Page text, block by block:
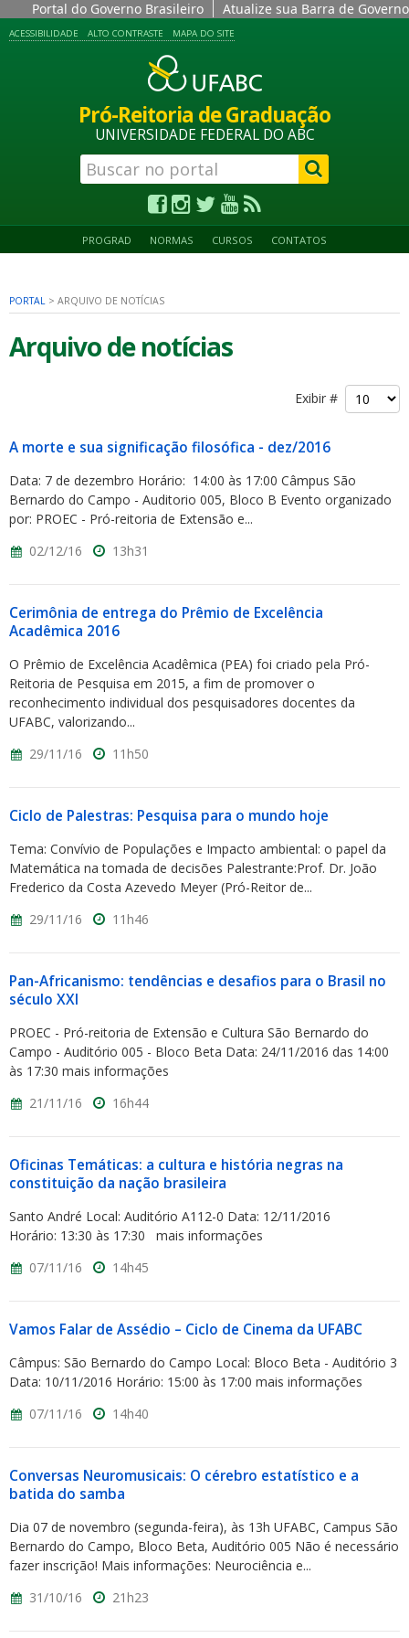
Portal do Governo Brasileiro Atualize sua Barra de Governo
ACESSIBILIDADE ALTO CONTRASTE MAPA DO SITE
Pró-Reitoria de Graduação
UNIVERSIDADE FEDERAL DO ABC
PROGRAD NORMAS CURSOS CONTATOS
PORTAL > ARQUIVO DE NOTÍCIAS
Arquivo de notícias
Exibir #
A morte e sua significação filosófica - dez/2016
Data: 7 de dezembro Horário: 14:00 às 17:00 Câmpus São
Bernardo do Campo - Auditorio 005, Bloco B Evento organizado
por: PROEC - Pró-reitoria de Extensão e...
02/12/16
13h31
Cerimônia de entrega do Prêmio de Excelência
Acadêmica 2016
O Prêmio de Excelência Acadêmica (PEA) foi criado pela Pró-
Reitoria de Pesquisa em 2015, a fim de promover o
reconhecimento individual dos pesquisadores docentes da
UFABC, valorizando...
29/11/16
11h50
Ciclo de Palestras: Pesquisa para o mundo hoje
Tema: Convívio de Populações e Impacto ambiental: o papel da
Matemática na tomada de decisões Palestrante:Prof. Dr. João
Frederico da Costa Azevedo Meyer (Pró-Reitor de...
29/11/16
11h46
Pan-Africanismo: tendências e desafios para o Brasil no
século XXI
PROEC - Pró-reitoria de Extensão e Cultura São Bernardo do
Campo - Auditório 005 - Bloco Beta Data: 24/11/2016 das 14:00
às 17:30 mais informações
21/11/16
16h44
Oficinas Temáticas: a cultura e história negras na
constituição da nação brasileira
Santo André Local: Auditório A112-0 Data: 12/11/2016
Horário: 13:30 às 17:30 mais informações
07/11/16
14h45
Vamos Falar de Assédio – Ciclo de Cinema da UFABC
Câmpus: São Bernardo do Campo Local: Bloco Beta - Auditório 3
Data: 10/11/2016 Horário: 15:00 às 17:00 mais informações
07/11/16
14h40
Conversas Neuromusicais: O cérebro estatístico e a
batida do samba
Dia 07 de novembro (segunda-feira), às 13h UFABC, Campus São
Bernardo do Campo, Bloco Beta, Auditório 005 Não é necessário
fazer inscrição! Mais informações: Neurociência e...
31/10/16
21h23